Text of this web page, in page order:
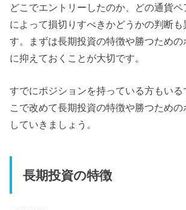
どこでエントリーしたのか、どの通貨
によって損切りすべきかどうかの判断も
す。まずは長期投資の特徴や勝つため
に抑えておくことが大切です。
すでにポジションを持っている方もいる
こで改めて長期投資の特徴や勝つため
していきましょう。
長期投資の特徴